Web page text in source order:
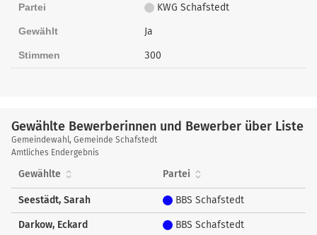
Partei KWG Schafstedt
Gewählt Ja
Stimmen 300
Gewählte Bewerberinnen und Bewerber über Liste
Gewählte
Bewerberinnen
und
über
Liste
Gemeindewahl, Gemeinde Schafstedt
Amtliches Endergebnis
Gewählte Partei
Seestädt, Sarah BBS Schafstedt
Darkow, Eckard BBS Schafstedt